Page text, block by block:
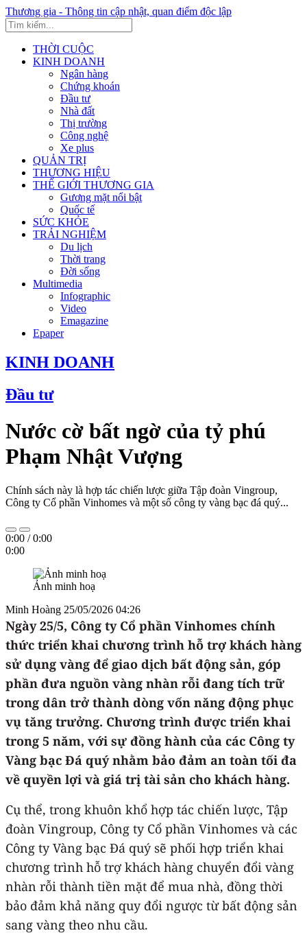
Thương gia - Thông tin cập nhật, quan điểm độc lập
THỜI CUỘC
KINH DOANH
Ngân hàng
Chứng khoán
Đầu tư
Nhà đất
Thị trường
Công nghệ
Xe plus
QUẢN TRỊ
THƯƠNG HIỆU
THẾ GIỚI THƯƠNG GIA
Gương mặt nổi bật
Quốc tế
SỨC KHỎE
TRẢI NGHIỆM
Du lịch
Thời trang
Đời sống
Multimedia
Infographic
Video
Emagazine
Epaper
KINH DOANH
Đầu tư
Nước cờ bất ngờ của tỷ phú
Phạm Nhật Vượng
Chính sách này là hợp tác chiến lược giữa Tập đoàn Vingroup,
Công ty Cổ phần Vinhomes và một số công ty vàng bạc đá quý...
0:00 /0:00
0:00
Ảnh minh hoạ
Minh Hoàng 25/05/2026 04:26
Ngày 25/5, Công ty Cổ phần Vinhomes chính
thức triển khai chương trình hỗ trợ khách hàng
sử dụng vàng để giao dịch bất động sản, góp
phần đưa nguồn vàng nhàn rỗi đang tích trữ
trong dân trở thành dòng vốn năng động phục
vụ tăng trưởng. Chương trình được triển khai
trong 5 năm, với sự đồng hành của các Công ty
Vàng bạc Đá quý nhằm bảo đảm an toàn tối đa
về quyền lợi và giá trị tài sản cho khách hàng.
Cụ thể, trong khuôn khổ hợp tác chiến lược, Tập
đoàn Vingroup, Công ty Cổ phần Vinhomes và các
Công ty Vàng bạc Đá quý sẽ phối hợp triển khai
chương trình hỗ trợ khách hàng chuyển đổi vàng
nhàn rỗi thành tiền mặt để mua nhà, đồng thời
bảo đảm khả năng quy đổi ngược từ bất động sản
sang vàng theo nhu cầu.